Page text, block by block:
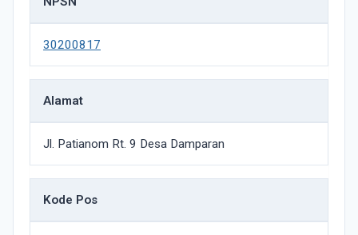
30200817
Alamat
Jl. Patianom Rt. 9 Desa Damparan
Kode Pos